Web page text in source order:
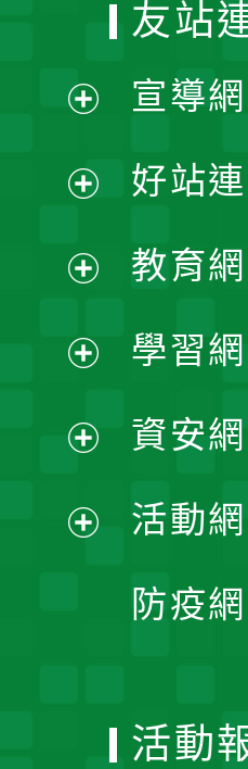
開
選
單
開
選
單
開
選
單
開
選
開
友站
宣導
好站
教育
學習
資安
活動
防疫
活動